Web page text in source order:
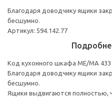
Благодаря доводчику ящики
бесшумно.
Артикул: 594.142.77
Код кухонного шкафа ME/MA 433
Благодаря доводчику ящики
бесшумно.
Ящики выдвигаются полностью,